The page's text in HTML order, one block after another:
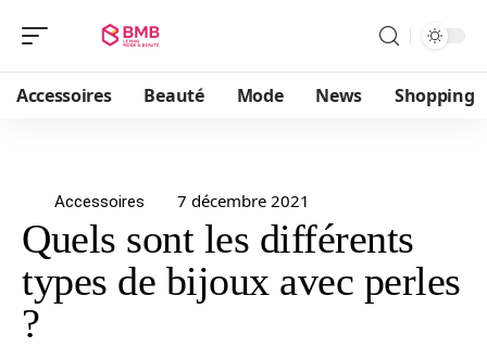
Accessoires Beauté Mode News Shopping
Accessoires 7 décembre 2021
Quels sont les différents
types de bijoux avec perles
?